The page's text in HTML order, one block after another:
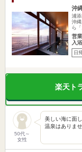
沖
浦
沖
ら
営
入
日
楽天ト
50代～
女性
美しい海に面
温泉はありま